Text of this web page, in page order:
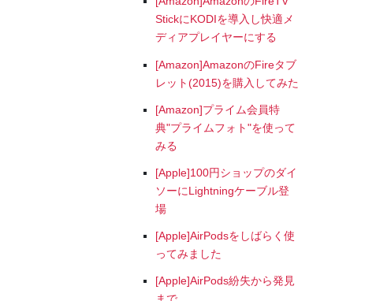
StickにKODIを導入し快適メ
ディアプレイヤーにする
[Amazon]AmazonのFireタブ
レット(2015)を購入してみた
[Amazon]プライム会員特
典"プライムフォト"を使って
みる
[Apple]100円ショップのダイ
ソーにLightningケーブル登
場
[Apple]AirPodsをしばらく使
ってみました
[Apple]AirPods紛失から発見